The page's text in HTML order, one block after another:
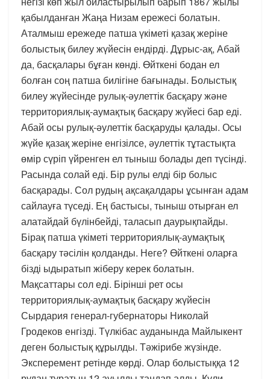
қабылданған Жаңа Низам ережесі болатын.
Аталмыш ережеде патша үкіметі қазақ жеріне
болыстық билеу жүйесін ендірді. Дұрыс-ақ, Абай
да, басқалары бұған көнді. Өйткені бодан ел
болған соң патша билігіне бағынады. Болыстық
билеу жүйесінде рулық-әулеттік басқару және
территориялық-аумақтық басқару жүйесі бар еді.
Абай осы рулық-әулеттік басқаруды қалады. Осы
жүйе қазақ жеріне енгізілсе, әулеттік тұтастықта
өмір сүріп үйренген ел тыныш болады деп түсінді.
Расында солай еді. Бір рулы елді бір болыс
басқарады. Сол рудың ақсақалдары ұсынған адам
сайлауға түседі. Ең бастысы, тыныш отырған ел
алатайдай бүлінбейді, таласып даурықпайды.
Бірақ патша үкіметі территориялық-аумақтық
басқару тәсілін қолданды. Неге? Өйткені оларға
бізді ыдыратып жіберу керек болатын.
Мақсаттары сол еді. Бірінші рет осы
территориялық-аумақтық басқару жүйесін
Сырдария генерал-губернаторы Николай
Гродеков енгізді. Түлкібас ауданында Майлыкент
деген болыстық құрылды. Тәжірибе жүзінде.
Эксперемент ретінде көрді. Олар болыстыққа 12